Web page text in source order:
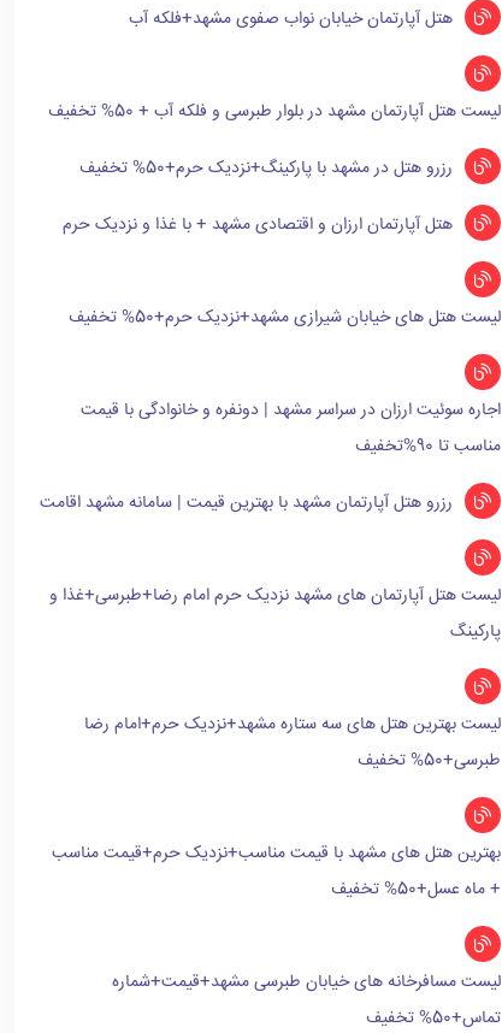
هتل آپارتمان خیابان نواب صفوی مشهد+فلکه آب
لیست هتل آپارتمان مشهد در بلوار طبرسی و فلکه آب + 50% تخفیف
رزرو هتل در مشهد با پارکینگ+نزدیک حرم+50% تخفیف
هتل آپارتمان ارزان و اقتصادی مشهد + با غذا و نزدیک حرم
لیست هتل های خیابان شیرازی مشهد+نزدیک حرم+50% تخفیف
اجاره سوئیت ارزان در سراسر مشهد | دونفره و خانوادگی با قیمت
مناسب تا 90%تخفیف
رزرو هتل آپارتمان مشهد با بهترین قیمت | سامانه مشهد اقامت
لیست هتل آپارتمان های مشهد نزدیک حرم امام رضا+طبرسی+غذا و
پارکینگ
لیست بهترین هتل های سه ستاره مشهد+نزدیک حرم+امام رضا
طبرسی+50% تخفیف
بهترین هتل های مشهد با قیمت مناسب+نزدیک حرم+قیمت مناسب
+ ماه عسل+50% تخفیف
لیست مسافرخانه های خیابان طبرسی مشهد+قیمت+شماره
تماس+50% تخفیف